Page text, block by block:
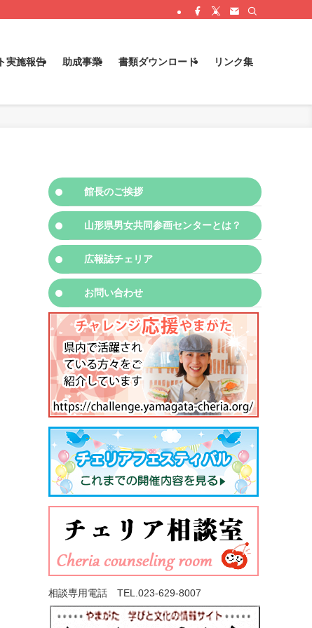
実施報告 助成事業 書類ダウンロード リンク集
館長のご挨拶
山形県男女共同参画センターとは？
広報誌チェリア
お問い合わせ
相談専用電話 TEL. 023-629-8007